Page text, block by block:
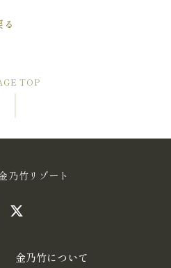
TOP
乃竹リゾート
金乃竹について